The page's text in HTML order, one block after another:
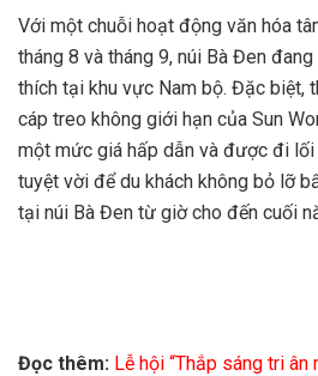
Với một chuỗi hoạt động văn hóa
tháng 8 và tháng 9, núi Bà Đen
thích tại khu vực Nam bộ. Đặc biệt,
cáp treo không giới hạn của Sun
một mức giá hấp dẫn và được đi
tuyệt vời để du khách không bỏ lỡ
tại núi Bà Đen từ giờ cho đến cuối
Đọc thêm: Lễ hội “Thắp sáng tri ân